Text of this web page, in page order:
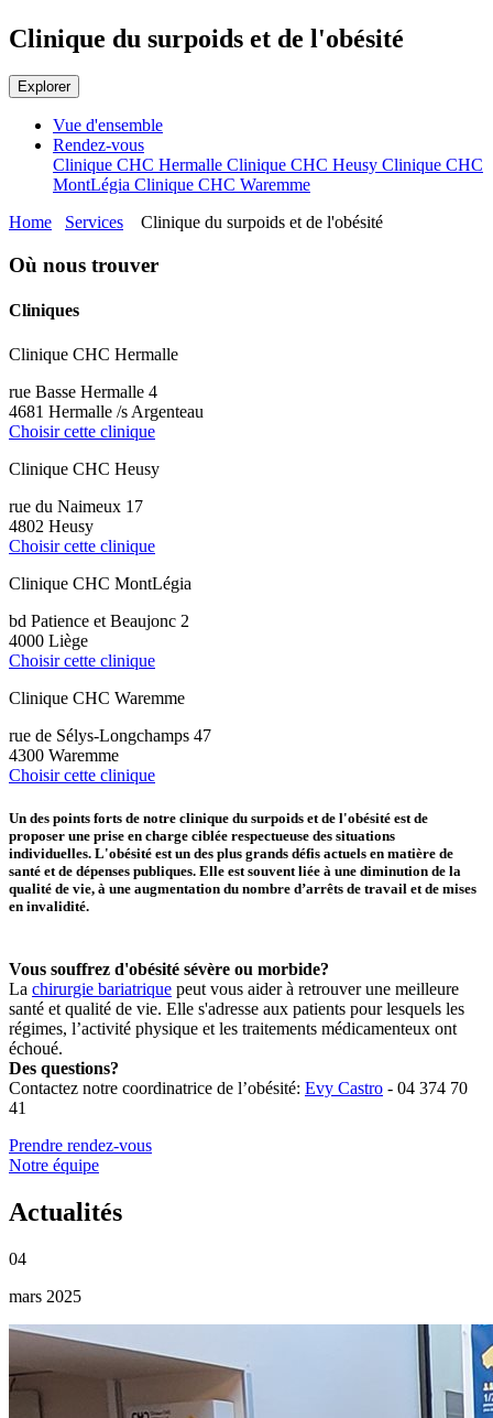
Clinique du surpoids et de l'obésité
Explorer
Vue d'ensemble
Rendez-vous
Clinique CHC Hermalle Clinique CHC Heusy Clinique CHC
MontLégia Clinique CHC Waremme
Home
Services Clinique du surpoids et de l'obésité
Où nous trouver
Cliniques
Clinique CHC Hermalle
rue Basse Hermalle 4
4681 Hermalle /s Argenteau
Choisir cette clinique
Clinique CHC Heusy
rue du Naimeux 17
4802 Heusy
Choisir cette clinique
Clinique CHC MontLégia
bd Patience et Beaujonc 2
4000 Liège
Choisir cette clinique
Clinique CHC Waremme
rue de Sélys-Longchamps 47
4300 Waremme
Choisir cette clinique
Un des points forts de notre clinique du surpoids et de l'obésité est de
proposer une prise en charge ciblée respectueuse des situations
individuelles. L'obésité est un des plus grands défis actuels en matière de
santé et de dépenses publiques. Elle est souvent liée à une diminution de la
qualité de vie, à une augmentation du nombre d’arrêts de travail et de mises
en invalidité.
Vous souffrez d'obésité sévère ou morbide?
La chirurgie bariatrique peut vous aider à retrouver une meilleure
santé et qualité de vie. Elle s'adresse aux patients pour lesquels les
régimes, l’activité physique et les traitements médicamenteux ont
échoué.
Des questions?
Contactez notre coordinatrice de l’obésité: Evy Castro - 04 374 70
41
Prendre rendez-vous
Notre équipe
Actualités
04
mars 2025